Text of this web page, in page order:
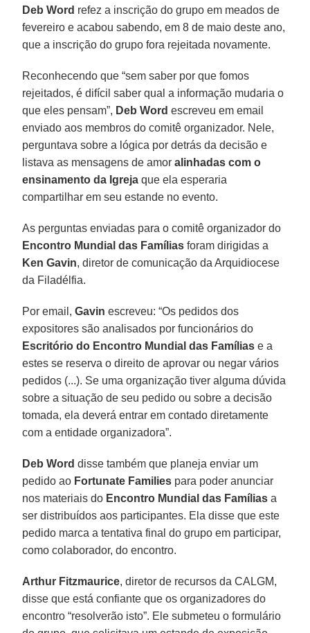
Deb Word refez a inscrição do grupo em meados de
fevereiro e acabou sabendo, em 8 de maio deste ano,
que a inscrição do grupo fora rejeitada novamente.
Reconhecendo que “sem saber por que fomos
rejeitados, é difícil saber qual a informação mudaria o
que eles pensam”, Deb Word escreveu em email
enviado aos membros do comitê organizador. Nele,
perguntava sobre a lógica por detrás da decisão e
listava as mensagens de amoralinhadas com o
ensinamento da Igreja que ela esperaria
compartilhar em seu estande no evento.
As perguntas enviadas para o comitê organizador do
Encontro Mundial das Famílias foram dirigidas a
Ken Gavin, diretor de comunicação da Arquidiocese
da Filadélfia.
Por email,Gavin escreveu: “Os pedidos dos
expositores são analisados por funcionários do
Escritório do Encontro Mundial das Famílias e a
estes se reserva o direito de aprovar ou negar vários
pedidos (...). Se uma organização tiver alguma dúvida
sobre a situação de seu pedido ou sobre a decisão
tomada, ela deverá entrar em contado diretamente
com a entidade organizadora”.
Deb Word disse também que planeja enviar um
pedido ao Fortunate Families para poder anunciar
nos materiais do Encontro Mundial das Famílias a
ser distribuídos aos participantes. Ela disse que este
pedido marca a tentativa final do grupo em participar,
como colaborador, do encontro.
Arthur Fitzmaurice, diretor de recursos da CALGM,
disse que está confiante que os organizadores do
encontro “resolverão isto”. Ele submeteu o formulário